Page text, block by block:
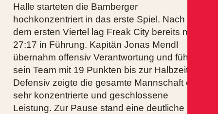
Halle starteten die Bamberger
hochkonzentriert in das erste Spiel. Nach
dem ersten Viertel lag Freak City bereits mit
27:17 in Führung. Kapitän Jonas Mendl
übernahm offensiv Verantwortung und führte
sein Team mit 19 Punkten bis zur Halbzeit an.
Defensiv zeigte die gesamte Mannschaft eine
sehr konzentrierte und geschlossene
Leistung. Zur Pause stand eine deutliche